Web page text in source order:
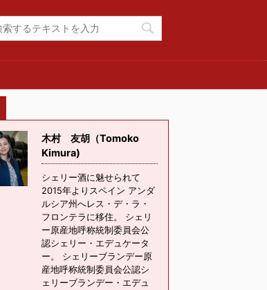
木村 友胡（Tomoko
Kimura)
シェリー酒に魅せられて
2015年よりスペイン アンダ
ルシア州へレス・デ・ラ・
フロンテラに移住。 シェリ
ー原産地呼称統制委員会公
認シェリー・エデュケータ
ー。 シェリーブランデー原
産地呼称統制委員会公認シ
ェリーブランデー・エデュ